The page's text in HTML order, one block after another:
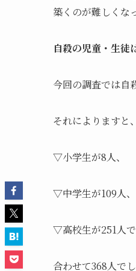
築くのが難しくな
自殺の児童・生徒
今回の調査では自
それによりますと、
▽小学生が8人、
▽中学生が109人、
▽高校生が251人で
合わせて368人でし